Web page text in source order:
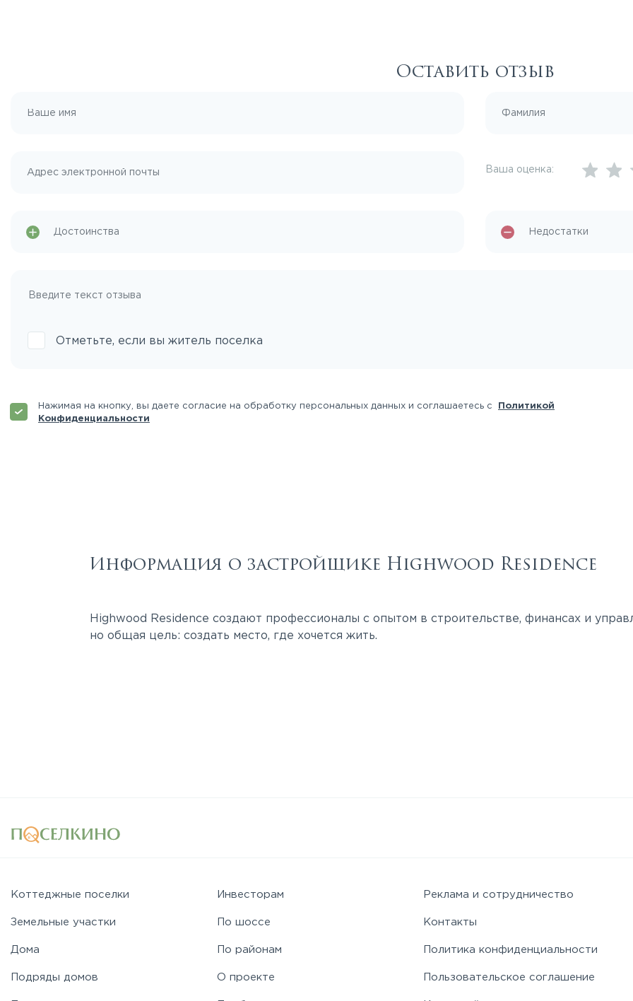
Оставить отзыв
Ваша оценка:
Отметьте, если вы житель поселка
Нажимая на кнопку, вы даете согласие на обработку персональных данных и соглашаетесь с
Политикой
Конфиденциальности
Информация о застройщике Highwood Residence
Highwood Residence создают профессионалы с опытом в строительстве, финансах и
но общая цель: создать место, где хочется жить.
Коттеджные поселки
Земельные участки
Дома
Подряды домов
Инвесторам
По шоссе
По районам
О проекте
Реклама и сотрудничество
Контакты
Политика конфиденциальности
Пользовательское соглашение